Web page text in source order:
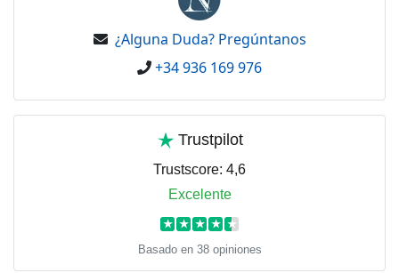
¿Alguna Duda? Pregúntanos
+34 936 169 976
Trustpilot
Trustscore: 4,6
Excelente
★ ★ ★ ★ ★
Basado en 38 opiniones